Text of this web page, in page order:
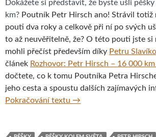
Dokážete si představit, že byste ušli
km? Poutník Petr Hirsch ano! Strávil totiž
pouti dva roky a celkově při ní po svých
to až neuvěřitelně, že? O této pouti jste si
mohli přečíst především díky Petru
článek Rozhovor: Petr Hirsch – 16 000 km
dočtete, co k tomu Poutníka Petra
jeho cesta a spoustu dalších zajímavých
Pokračování textu Poutník Petr Hirsch –
→